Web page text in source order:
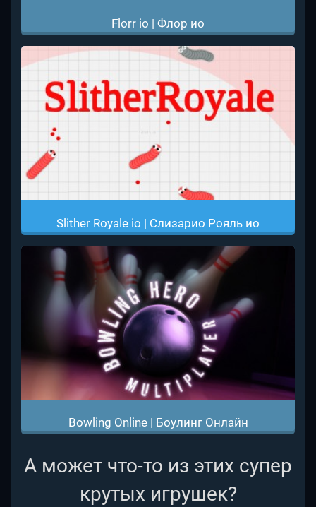
Florr io | Флор ио
Slither Royale io | Слизарио Рояль ио
Bowling Online | Боулинг Онлайн
А может что-то из этих супер
крутых игрушек?